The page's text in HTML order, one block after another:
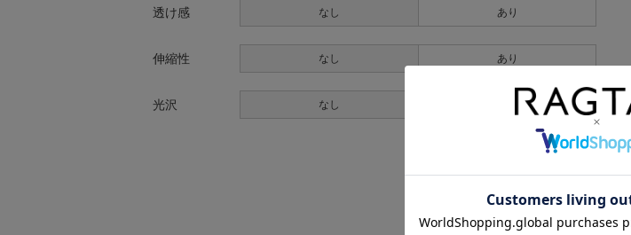
透け感 なし あり
伸縮性 なし あり
光沢 なし